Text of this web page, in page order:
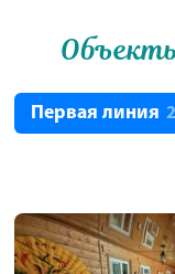
Первая линия 2